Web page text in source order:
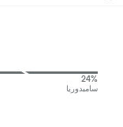
24%
سامبدوريا